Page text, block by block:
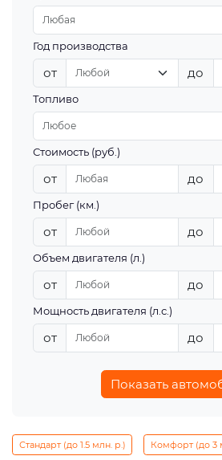
Год производства
от до
Топливо
Стоимость (руб.)
от до
Пробег (км.)
от до
Объем двигателя (л.)
от до
Мощность двигателя (л.с.)
от до
Показать
Стандарт (до 1.5 млн. р.) Комфорт (до 3